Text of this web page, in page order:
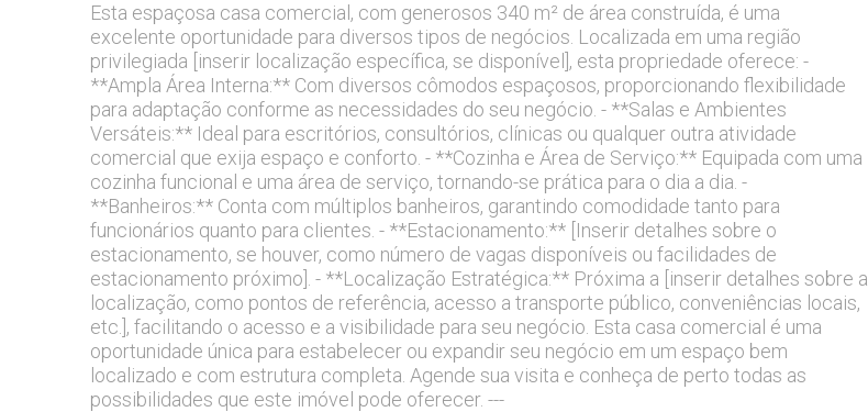
Esta espaçosa casa comercial, com generosos 340 m² de área construída, é uma
excelente oportunidade para diversos tipos de negócios. Localizada em uma região
privilegiada [inserir localização específica, se disponível], esta propriedade oferece: -
**Ampla Área Interna:** Com diversos cômodos espaçosos, proporcionando flexibilidade
para adaptação conforme as necessidades do seu negócio. - **Salas e Ambientes
Versáteis:** Ideal para escritórios, consultórios, clínicas ou qualquer outra atividade
comercial que exija espaço e conforto. - **Cozinha e Área de Serviço:** Equipada com uma
cozinha funcional e uma área de serviço, tornando-se prática para o dia a dia. -
**Banheiros:** Conta com múltiplos banheiros, garantindo comodidade tanto para
funcionários quanto para clientes. - **Estacionamento:** [Inserir detalhes sobre o
estacionamento, se houver, como número de vagas disponíveis ou facilidades de
estacionamento próximo]. - **Localização Estratégica:** Próxima a [inserir detalhes sobre a
localização, como pontos de referência, acesso a transporte público, conveniências locais,
etc.], facilitando o acesso e a visibilidade para seu negócio. Esta casa comercial é uma
oportunidade única para estabelecer ou expandir seu negócio em um espaço bem
localizado e com estrutura completa. Agende sua visita e conheça de perto todas as
possibilidades que este imóvel pode oferecer. ---